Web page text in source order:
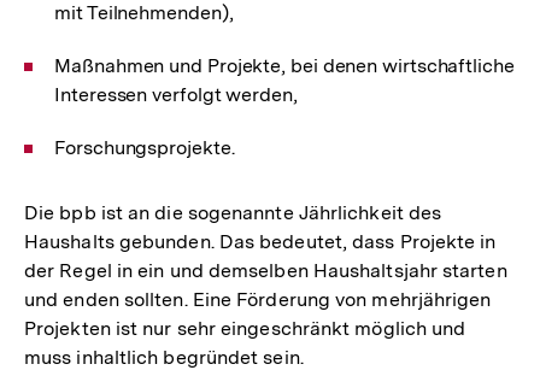
mit Teilnehmenden),
Maßnahmen und Projekte, bei denen wirtschaftliche
Interessen verfolgt werden,
Forschungsprojekte.
Die bpb ist an die sogenannte Jährlichkeit des
Haushalts gebunden. Das bedeutet, dass Projekte in
der Regel in ein und demselben Haushaltsjahr starten
und enden sollten. Eine Förderung von mehrjährigen
Projekten ist nur sehr eingeschränkt möglich und
muss inhaltlich begründet sein.